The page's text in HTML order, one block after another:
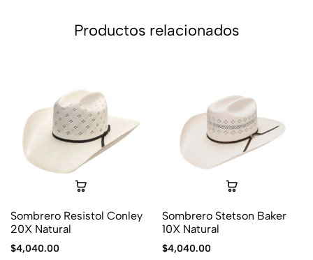
Productos relacionados
Sombrero Resistol Conley
20X Natural
$4,040.00
Sombrero Stetson Baker
10X Natural
$4,040.00